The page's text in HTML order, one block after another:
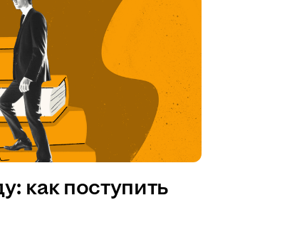
как поступить